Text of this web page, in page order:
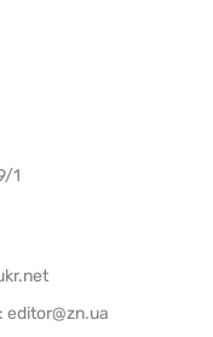
1
editor@zn.ua